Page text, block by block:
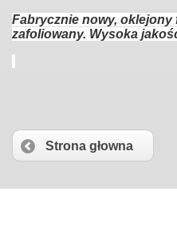
Fabrycznie nowy,
zafoliowany. Wysoka
Strona głowna